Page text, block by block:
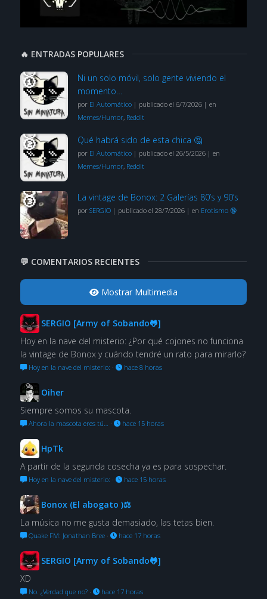
🔥 ENTRADAS POPULARES
Ni un solo móvil, solo gente viviendo el
momento…
por El Automático| publicado el 6/7/2026| en
Memes/Humor, Reddit
Qué habrá sido de esta chica 🤔
por El Automático| publicado el 26/5/2026| en
Memes/Humor, Reddit
La vintage de Bonox: 2 Galerías 80’s y 90’s
por SERGIO| publicado el 28/7/2026| en Erotismo 🔞
💬 COMENTARIOS RECIENTES
Mostrar Multimedia
SERGIO [Army of Sobando🐸]
Hoy en la nave del misterio: ¿Por qué cojones no funciona
la vintage de Bonox y cuándo tendré un rato para mirarlo?
Hoy en la nave del misterio: · hace 8 horas
Oiher
Siempre somos su mascota.
Ahora la mascota eres tú… · hace 15 horas
HpTk
A partir de la segunda cosecha ya es para sospechar.
Hoy en la nave del misterio: · hace 15 horas
Bonox (El abogato )⚖
La música no me gusta demasiado, las tetas bien.
Quake FM: Jonathan Bree· hace 17 horas
SERGIO [Army of Sobando🐸]
XD
No. ¿Verdad que no?· hace 17 horas